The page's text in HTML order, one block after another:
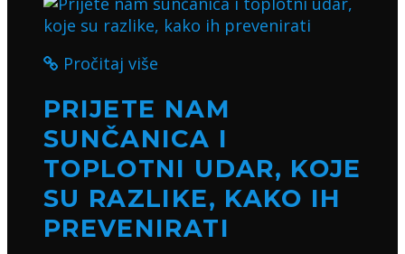
Pročitaj više
PRIJETE NAM
SUNČANICA I
TOPLOTNI UDAR, KOJE
SU RAZLIKE, KAKO IH
PREVENIRATI